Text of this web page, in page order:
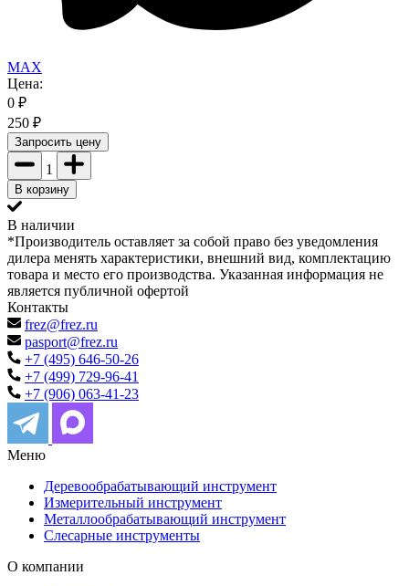
MAX
Цена:
0 ₽
250 ₽
Запросить цену
1
В корзину
В наличии
*Производитель оставляет за собой право без уведомления
дилера менять характеристики, внешний вид, комплектацию
товара и место его производства. Указанная информация не
является публичной офертой
Контакты
frez@frez.ru
pasport@frez.ru
+7 (495) 646-50-26
+7 (499) 729-96-41
+7 (906) 063-41-23
Меню
Деревообрабатывающий инструмент
Измерительный инструмент
Металлообрабатывающий инструмент
Слесарные инструменты
О компании